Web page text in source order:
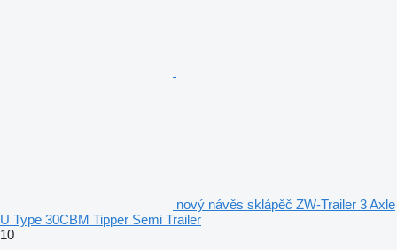
nový návěs sklápěč ZW-Trailer 3 Axle
U Type 30CBM Tipper Semi Trailer
10